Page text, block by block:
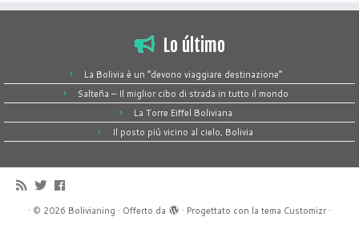
Lo último
La Bolivia è un “devono viaggiare destinazione”
Salteña – Il miglior cibo di strada in tutto il mondo
La Torre Eiffel Boliviana
Il posto più vicino al cielo, Bolivia
· © 2026 Bolivianing · Offerto da · Progettato con la tema Customizr·